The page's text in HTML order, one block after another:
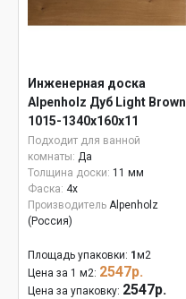
Инженерная доска
Alpenholz Дуб Light Brown
1015-1340х160х11
Подходит для ванной
комнаты: Да
Толщина доски: 11 мм
Фаска: 4x
Производитель Alpenholz
(Россия)
Площадь упаковки: 1 м2
Цена за 1 м2: 2547р.
Цена за упаковку: 2547р.